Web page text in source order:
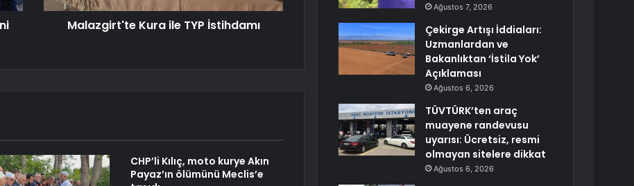
Malazgirt'te Kura ile TYP İstihdamı
CHP’li Kılıç, moto kurye Akın
Payaz’ın ölümünü Meclis’e
Ağustos 7, 2026
Çekirge Artışı İddiaları:
Uzmanlardan ve
Bakanlıktan ‘İstila Yok’
Açıklaması
Ağustos 6, 2026
TÜVTÜRK’ten araç
muayene randevusu
uyarısı: Ücretsiz, resmi
olmayan sitelere dikkat
Ağustos 6, 2026